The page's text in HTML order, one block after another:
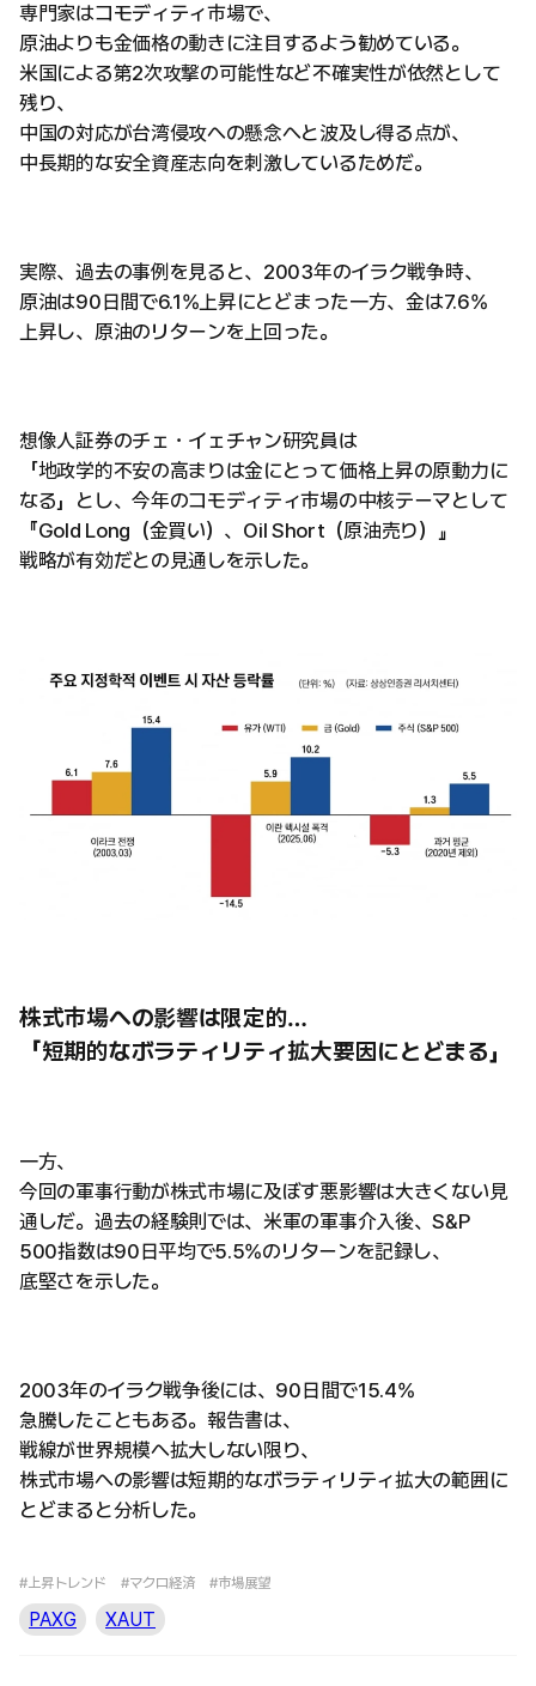
専門家はコモディティ市場で、
原油よりも金価格の動きに注目するよう勧めている。
米国による第2次攻撃の可能性など不確実性が依然として
残り、
中国の対応が台湾侵攻への懸念へと波及し得る点が、
中長期的な安全資産志向を刺激しているためだ。
実際、過去の事例を見ると、2003年のイラク戦争時、
原油は90日間で6.1%上昇にとどまった一方、金は7.6%
上昇し、原油のリターンを上回った。
想像人証券のチェ・イェチャン研究員は
「地政学的不安の高まりは金にとって価格上昇の原動力に
なる」とし、今年のコモディティ市場の中核テーマとして
『Gold Long（金買い）、Oil Short（原油売り）』
戦略が有効だとの見通しを示した。
株式市場への影響は限定的…
「短期的なボラティリティ拡大要因にとどまる」
一方、
今回の軍事行動が株式市場に及ぼす悪影響は大きくない見
通しだ。過去の経験則では、米軍の軍事介入後、S&P
500指数は90日平均で5.5%のリターンを記録し、
底堅さを示した。
2003年のイラク戦争後には、90日間で15.4%
急騰したこともある。報告書は、
戦線が世界規模へ拡大しない限り、
株式市場への影響は短期的なボラティリティ拡大の範囲に
とどまると分析した。
#上昇トレンド #マクロ経済 #市場展望
PAXG XAUT